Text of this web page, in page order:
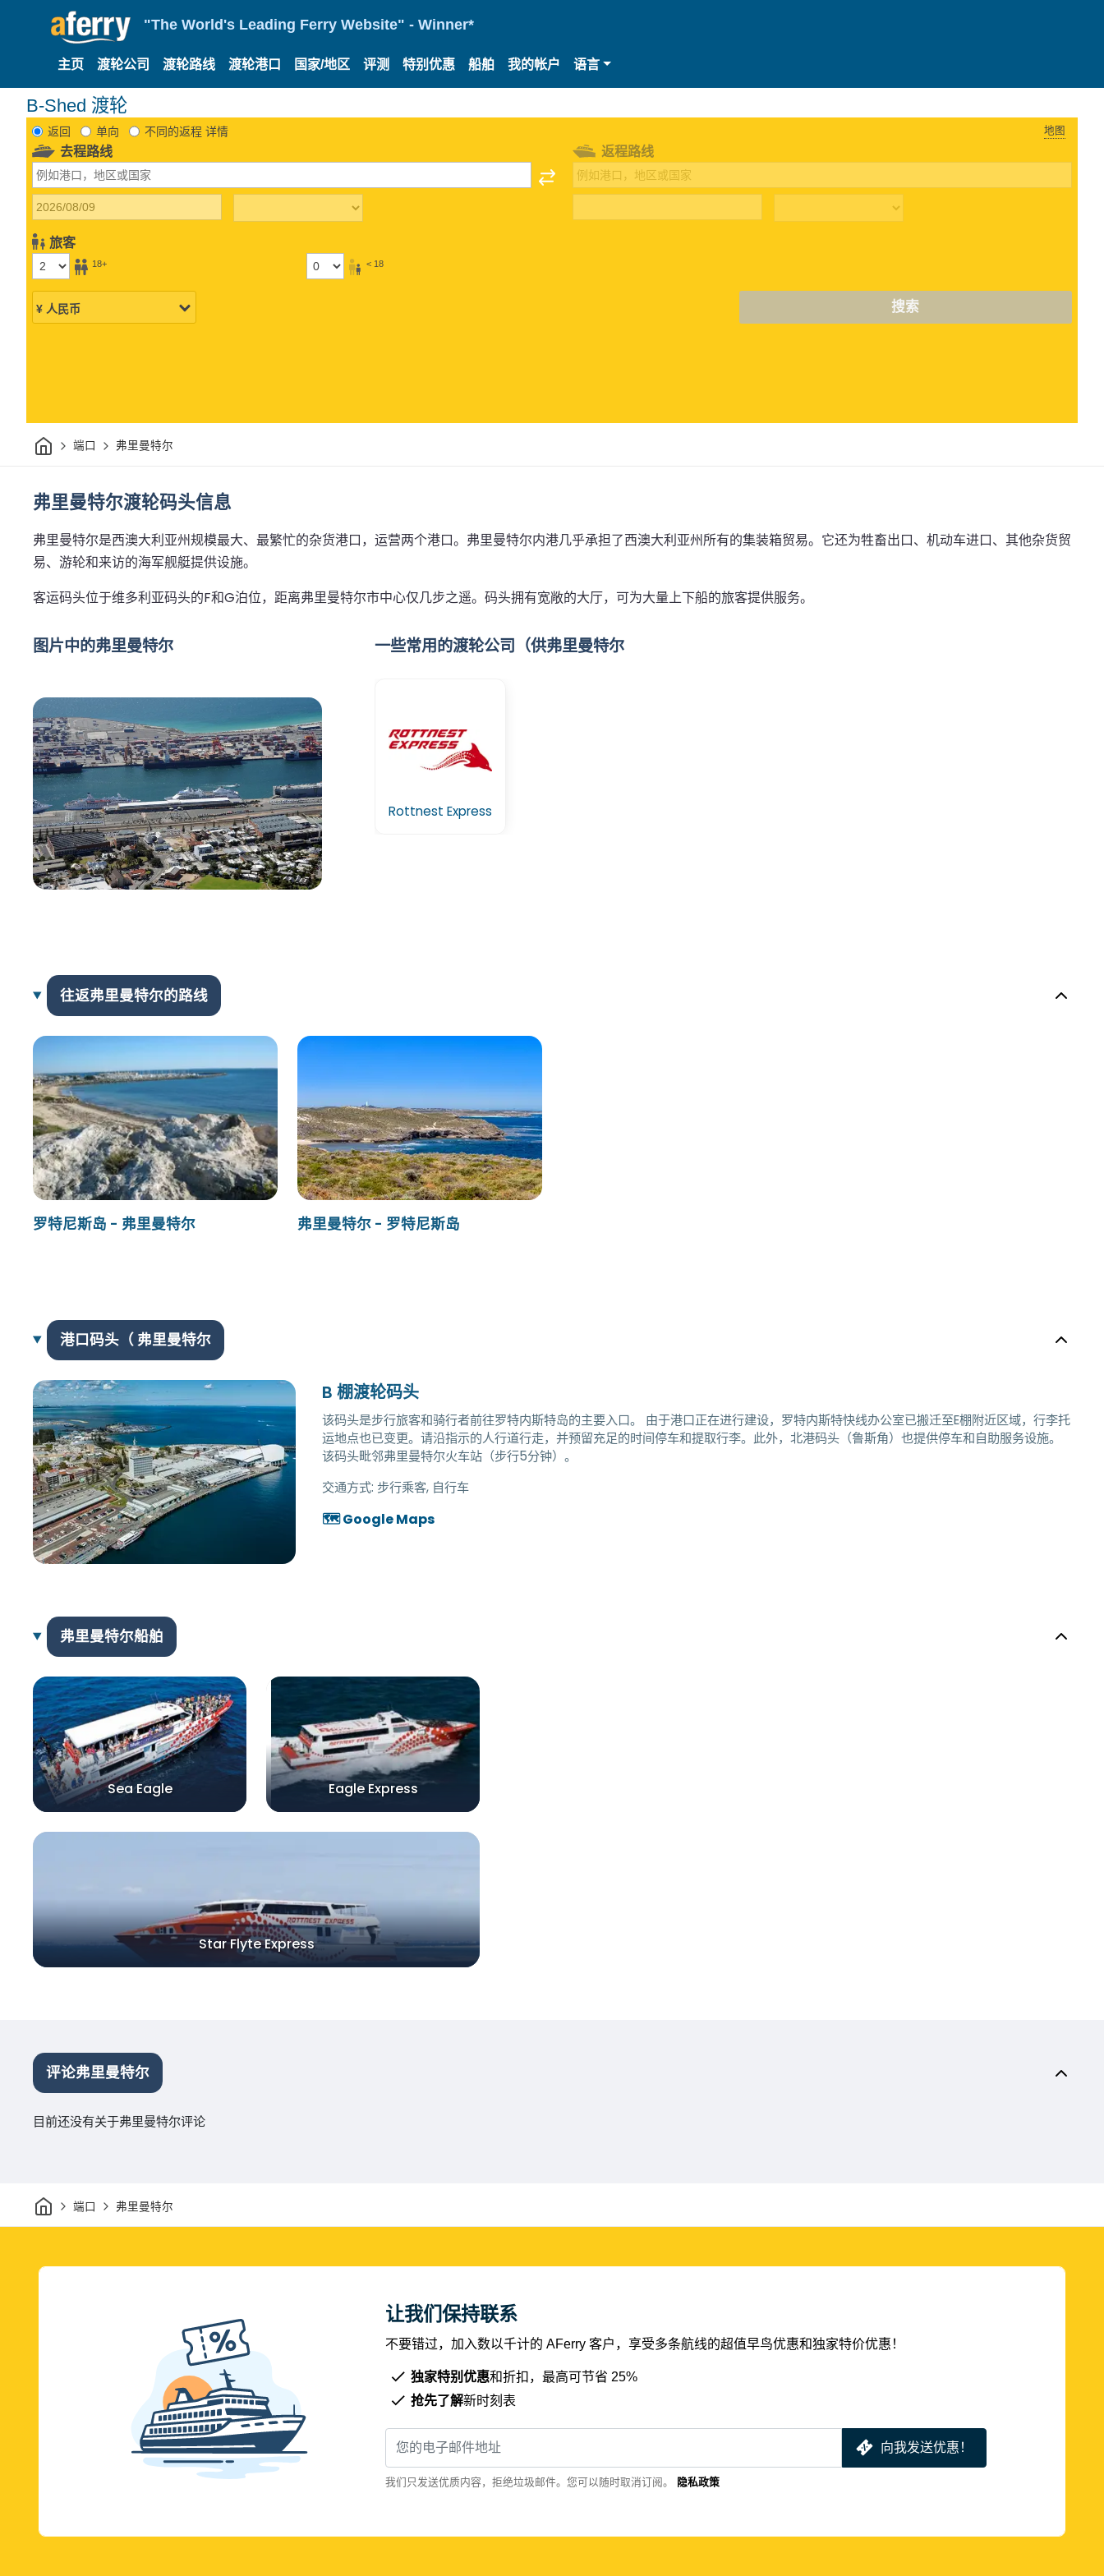
"The World's Leading Ferry Website" - Winner*
主页 渡轮公司 渡轮路线 渡轮港口 国家/地区 评测 特别优惠 船舶 我的帐户 语言
B-Shed 渡轮
返回 单向 不同的返程 详情 地图
去程路线
旅客
18+ < 18
返程路线
搜索
家 端口 弗里曼特尔
弗里曼特尔渡轮码头信息
弗里曼特尔是西澳大利亚州规模最大、最繁忙的杂货港口，运营两个港口。弗里曼特尔内港几乎承担了西澳大利亚州所有的集装箱贸易。它还为牲畜出口、机动车进口、其他杂货贸
易、游轮和来访的海军舰艇提供设施。
客运码头位于维多利亚码头的F和G泊位，距离弗里曼特尔市中心仅几步之遥。码头拥有宽敞的大厅，可为大量上下船的旅客提供服务。
图片中的弗里曼特尔 一些常用的渡轮公司（供弗里曼特尔
Rottnest Express
往返弗里曼特尔的路线
罗特尼斯岛 - 弗里曼特尔 弗里曼特尔 - 罗特尼斯岛
港口码头（ 弗里曼特尔
B 棚渡轮码头
该码头是步行旅客和骑行者前往罗特内斯特岛的主要入口。 由于港口正在进行建设，罗特内斯特快线办公室已搬迁至E棚附近区域，行李托
运地点也已变更。请沿指示的人行道行走，并预留充足的时间停车和提取行李。此外，北港码头（鲁斯角）也提供停车和自助服务设施。
该码头毗邻弗里曼特尔火车站（步行5分钟）。
交通方式: 步行乘客, 自行车
🗺️ Google Maps
弗里曼特尔船舶
Sea Eagle Eagle Express
Star Flyte Express
评论弗里曼特尔
目前还没有关于弗里曼特尔评论
家 端口 弗里曼特尔
让我们保持联系
不要错过，加入数以千计的 AFerry 客户，享受多条航线的超值早鸟优惠和独家特价优惠！
独家特别优惠和折扣，最高可节省 25%
抢先了解新时刻表
向我发送优惠！
我们只发送优质内容，拒绝垃圾邮件。您可以随时取消订阅。 隐私政策